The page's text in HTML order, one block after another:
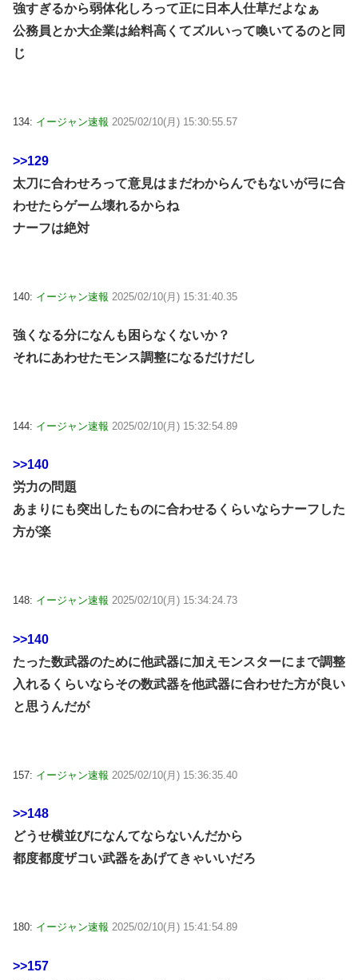
強すぎるから弱体化しろって正に日本人仕草だよなぁ
公務員とか大企業は給料高くてズルいって喚いてるのと同
じ
134: イージャン速報 2025/02/10(月) 15:30:55.57
>>129
太刀に合わせろって意見はまだわからんでもないが弓に合
わせたらゲーム壊れるからね
ナーフは絶対
140: イージャン速報 2025/02/10(月) 15:31:40.35
強くなる分になんも困らなくないか？
それにあわせたモンス調整になるだけだし
144: イージャン速報 2025/02/10(月) 15:32:54.89
>>140
労力の問題
あまりにも突出したものに合わせるくらいならナーフした
方が楽
148: イージャン速報 2025/02/10(月) 15:34:24.73
>>140
たった数武器のために他武器に加えモンスターにまで調整
入れるくらいならその数武器を他武器に合わせた方が良い
と思うんだが
157: イージャン速報 2025/02/10(月) 15:36:35.40
>>148
どうせ横並びになんてならないんだから
都度都度ザコい武器をあげてきゃいいだろ
180: イージャン速報 2025/02/10(月) 15:41:54.89
>>157